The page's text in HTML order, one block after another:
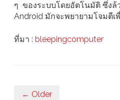
ๆ ของระบบโดยอัตโนมัติ ซึ่งล้
Android มักจะพยายามโจมตี
ที่มา : bleepingcomputer
← Older